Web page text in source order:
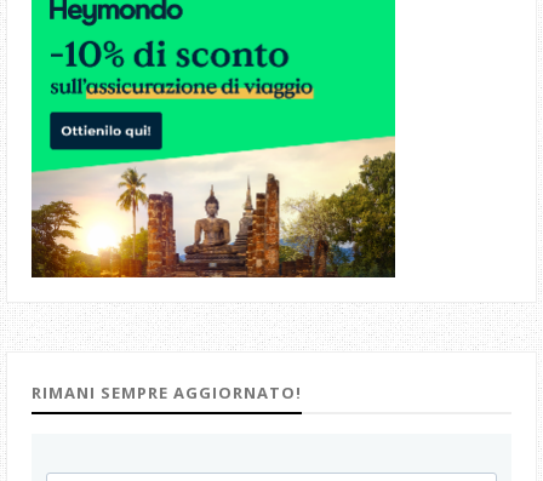
RIMANI SEMPRE AGGIORNATO!